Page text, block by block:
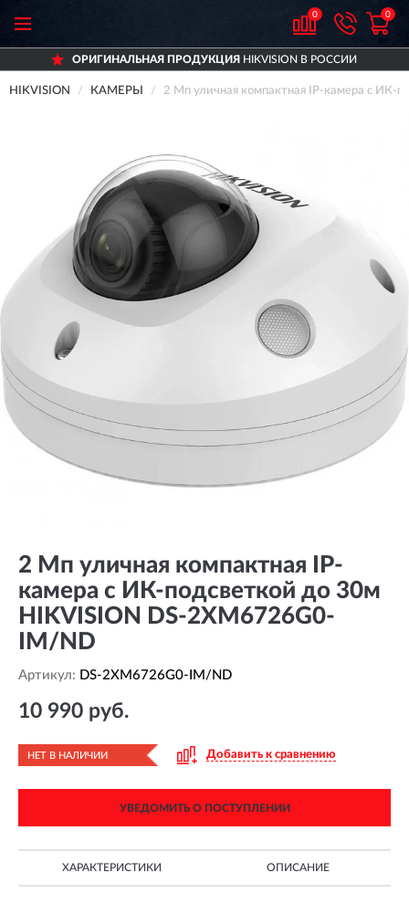
0 0
ОРИГИНАЛЬНАЯ ПРОДУКЦИЯHIKVISION В РОССИИ
HIKVISION КАМЕРЫ 2 Мп уличная компактная IP-камера с ИК-
2 Мп уличная компактная IP-
камера с ИК-подсветкой до 30м
HIKVISION DS-2XM6726G0-
IM/ND
Артикул: DS-2XM6726G0-IM/ND
10 990 руб.
НЕТ В НАЛИЧИИ Добавить к сравнению
УВЕДОМИТЬ О ПОСТУПЛЕНИИ
ХАРАКТЕРИСТИКИ ОПИСАНИЕ